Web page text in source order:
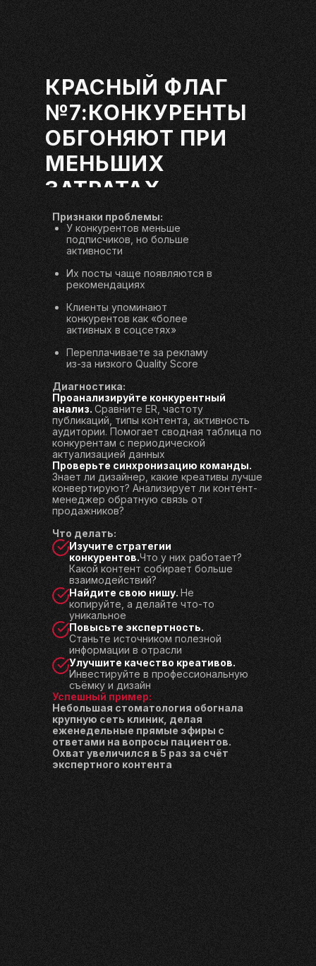
КРАСНЫЙ ФЛАГ
№7:КОНКУРЕНТЫ
ОБГОНЯЮТ ПРИ
МЕНЬШИХ
ЗАТРАТАХ
Признаки проблемы:
У конкурентов меньше
подписчиков, но больше
активности
Их посты чаще появляются в
рекомендациях
Клиенты упоминают
конкурентов как «более
активных в соцсетях»
Переплачиваете за рекламу
из-за низкого Quality Score
Диагностика:
Проанализируйте конкурентный
анализ. Сравните ER, частоту
публикаций, типы контента, активность
аудитории. Помогает сводная таблица по
конкурентам с периодической
актуализацией данных
Проверьте синхронизацию команды.
Знает ли дизайнер, какие креативы лучше
конвертируют? Анализирует ли контент-
менеджер обратную связь от
продажников?
Что делать:
Изучите стратегии
конкурентов.Что у них работает?
Какой контент собирает больше
взаимодействий?
Найдите свою нишу. Не
копируйте, а делайте что-то
уникальное
Повысьте экспертность.
Станьте источником полезной
информации в отрасли
Улучшите качество креативов.
Инвестируйте в профессиональную
съёмку и дизайн
Успешный пример:
Небольшая стоматология обогнала
крупную сеть клиник, делая
еженедельные прямые эфиры с
ответами на вопросы пациентов.
Охват увеличился в 5 раз за счёт
экспертного контента